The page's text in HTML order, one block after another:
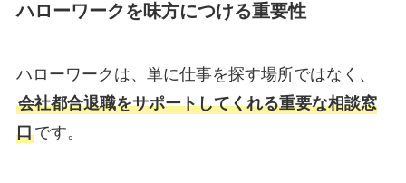
ハローワークを味方につける重要性
ハローワークは、単に仕事を探す場所ではなく、
会社都合退職をサポートしてくれる重要な相談窓
口です。